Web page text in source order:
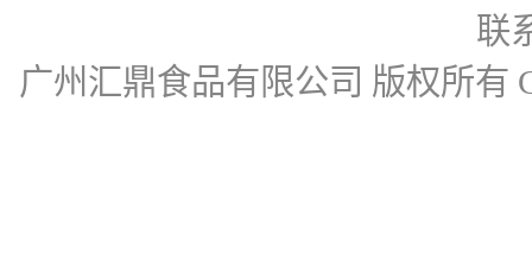
联
广州汇鼎食品有限公司 版权所有